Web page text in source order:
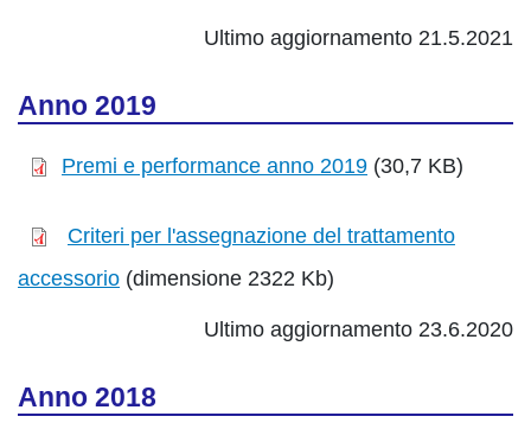
Ultimo aggiornamento 21.5.2021
Anno 2019
Premi e performance anno 2019 (30,7 KB)
Criteri per l'assegnazione del trattamento
accessorio (dimensione 2322 Kb)
Ultimo aggiornamento 23.6.2020
Anno 2018